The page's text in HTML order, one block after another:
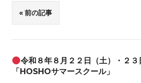
投
稿
ナ
前の記事
令和８年８月２２日（土）・２
「HOSHOサマースクール」